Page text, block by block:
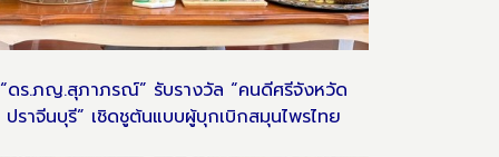
“ดร.ภญ.สุภาภรณ์” รับรางวัล “คนดีศรีจังหวัด
ปราจีนบุรี” เชิดชูต้นแบบผู้บุกเบิกสมุนไพรไทย